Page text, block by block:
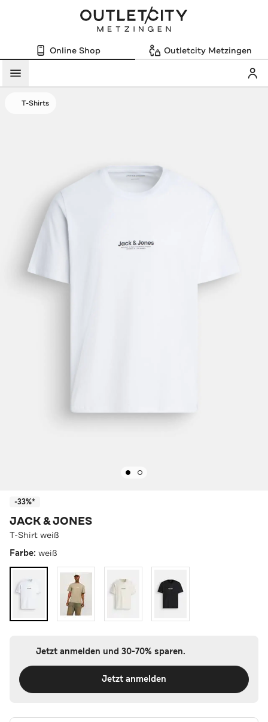
Online Shop Outletcity Metzingen
Menü
T-Shirts
-33%*
JACK & JONES
T-Shirt weiß
Farbe: weiß
Jetzt anmelden und 30-70% sparen.
Jetzt anmelden